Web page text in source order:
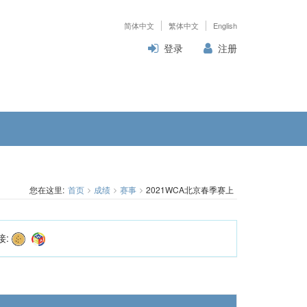
简体中文 繁体中文 English
登录 注册
您在这里: 首页 成绩 赛事 2021WCA北京春季赛上
: